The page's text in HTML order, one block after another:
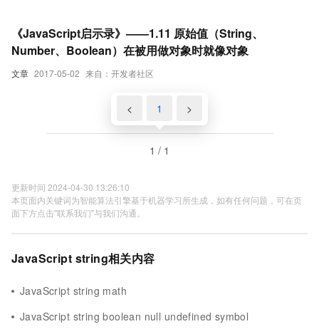
文章 2017-05-02 来自：开发者社区
《JavaScript启示录》——1.11 原始值（String、
Number、Boolean）在被用做对象时就像对象
< 1 >
1 / 1
更新时间 2024-04-30 13:26:10
本页面内关键词为智能算法引擎基于机器学习所生成，如有任何问题，可在页
面下方点击"联系我们"与我们沟通。
JavaScript string相关内容
JavaScript string math
JavaScript string boolean null undefined symbol